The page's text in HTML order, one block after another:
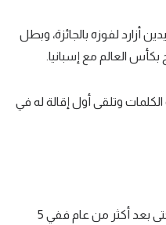
أزارد لفوزه بالجائزة، وبطل
العالم مع إسبانيا.
وتلقى أول إقالة له في
لم ينس هازارد كلمات مورينيو عنه حتى بعد أكثر من عام ففي 5